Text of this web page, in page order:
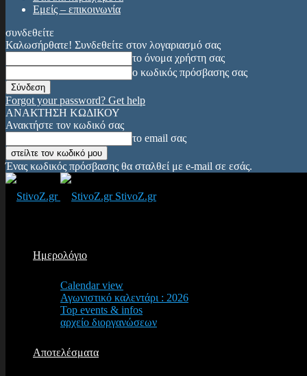
Εμείς – επικοινωνία
συνδεθείτε
Καλωσήρθατε! Συνδεθείτε στον λογαριασμό σας
το όνομα χρήστη σας
ο κωδικός πρόσβασης σας
Forgot your password? Get help
ΑΝΑΚΤΗΣΗ ΚΩΔΙΚΟΥ
Ανακτήστε τον κωδικό σας
το email σας
Ένας κωδικός πρόσβασης θα σταλθεί με e-mail σε εσάς.
StivoZ.gr
Ημερολόγιο
Calendar view
Αγωνιστικό καλεντάρι : 2026
Top events & infos
αρχείο διοργανώσεων
Αποτελέσματα